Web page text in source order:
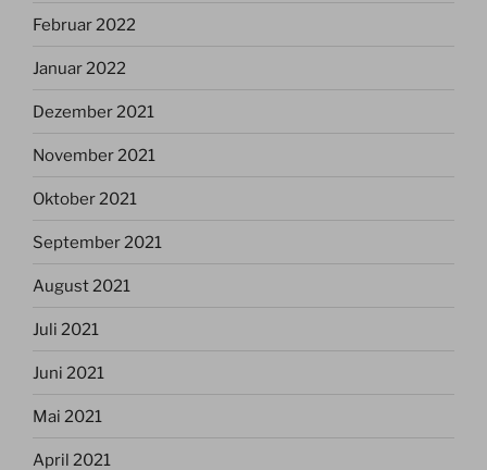
Februar 2022
Januar 2022
Dezember 2021
November 2021
Oktober 2021
September 2021
August 2021
Juli 2021
Juni 2021
Mai 2021
April 2021